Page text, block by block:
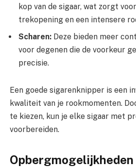
kop van de sigaar, wat zorgt
trekopening en een intensere
Scharen: Deze bieden meer
voor degenen die de voorkeur
precisie.
Een goede sigarenknipper is een
kwaliteit van je rookmomenten.
te kiezen, kun je elke sigaar met
voorbereiden.
Opbergmogelijkheden